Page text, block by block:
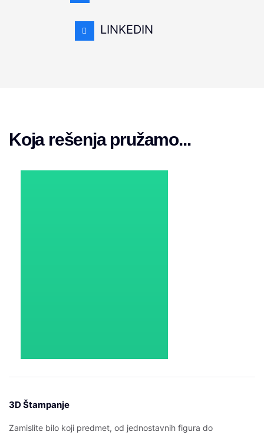
LINKEDIN
Koja rešenja pružamo...
3D Štampanje
Zamislite bilo koji predmet, od jednostavnih figura do